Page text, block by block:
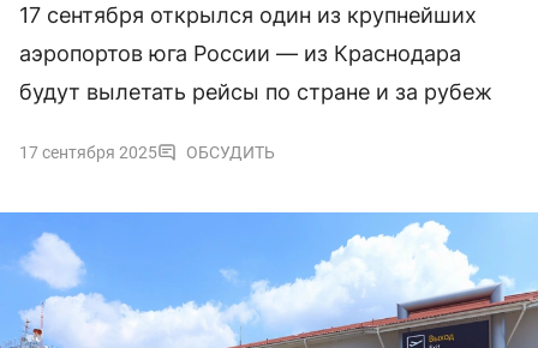
17 сентября открылся один из крупнейших
аэропортов юга России — из Краснодара
будут вылетать рейсы по стране и за рубеж
17 сентября 2025 ОБСУДИТЬ